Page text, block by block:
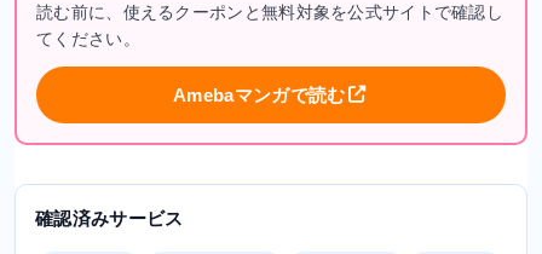
読む前に、使えるクーポンと無料対象を公式サイトで確認し
てください。
Amebaマンガで読む
確認済みサービス